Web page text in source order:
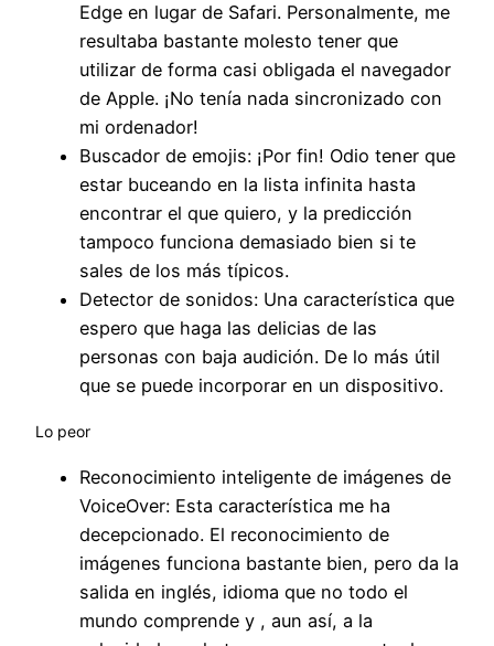
Edge en lugar de Safari. Personalmente, me
resultaba bastante molesto tener que
utilizar de forma casi obligada el navegador
de Apple. ¡No tenía nada sincronizado con
mi ordenador!
Buscador de emojis: ¡Por fin! Odio tener que
estar buceando en la lista infinita hasta
encontrar el que quiero, y la predicción
tampoco funciona demasiado bien si te
sales de los más típicos.
Detector de sonidos: Una característica que
espero que haga las delicias de las
personas con baja audición. De lo más útil
que se puede incorporar en un dispositivo.
Lo peor
Reconocimiento inteligente de imágenes de
VoiceOver: Esta característica me ha
decepcionado. El reconocimiento de
imágenes funciona bastante bien, pero da la
salida en inglés, idioma que no todo el
mundo comprende y , aun así, a la